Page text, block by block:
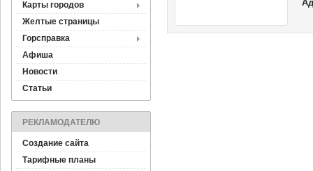
Карты городов
Желтые страницы
Горсправка
Афиша
Новости
Статьи
РЕКЛАМОДАТЕЛЮ
Создание сайта
Тарифные планы